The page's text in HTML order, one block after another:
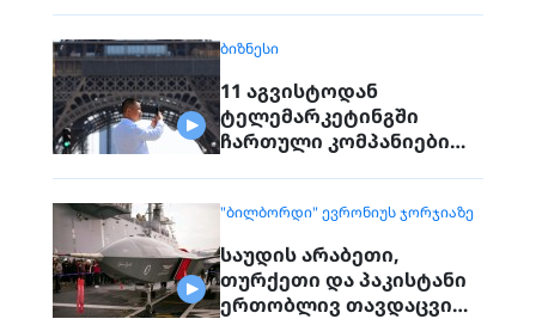
გაქრა თურანული ვეფხვი
ᲑᲘᲖᲜᲔᲡᲘ
11 აგვისტოდან
ტელემარკეტინგში
ჩართული კომპანიები
მოქალაქეებს
"ᲑᲘᲚᲑᲝᲠᲓᲘ" ᲔᲕᲠᲝᲜᲘᲣᲡ ᲯᲝᲠᲯᲘᲐᲖᲔ
საუდის არაბეთი,
თურქეთი და პაკისტანი
ერთობლივ თავდაცვით